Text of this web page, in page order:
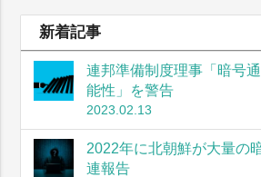
新着記事
連邦準備制度理事「暗号
能性」を警告
2023.02.13
2022年に北朝鮮が大量の
連報告